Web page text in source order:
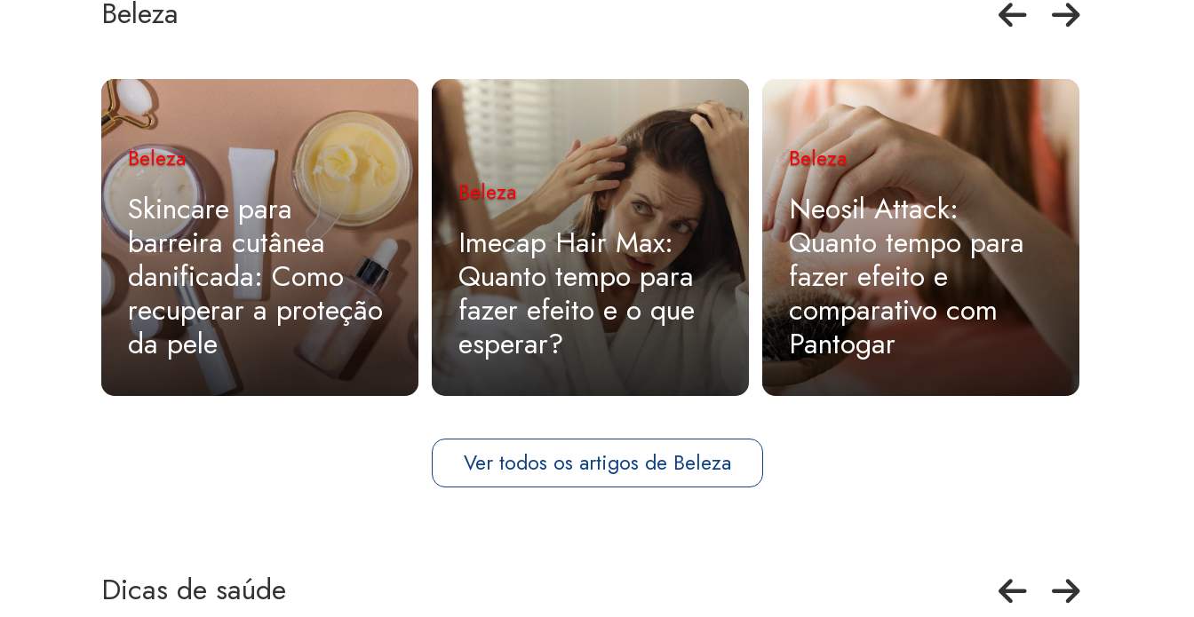
Beleza
Beleza
Skincare para
barreira cutânea
danificada: Como
recuperar a proteção
da pele
Beleza
Imecap Hair Max:
Quanto tempo para
fazer efeito e o que
esperar?
Beleza
Neosil Attack:
Quanto tempo para
fazer efeito e
comparativo com
Pantogar
Ver todos os artigos de Beleza
Dicas de saúde